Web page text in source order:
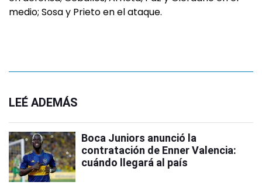
medio; Sosa y Prieto en el ataque.
LEÉ ADEMÁS
Boca Juniors anunció la
contratación de Enner Valencia:
cuándo llegará al país